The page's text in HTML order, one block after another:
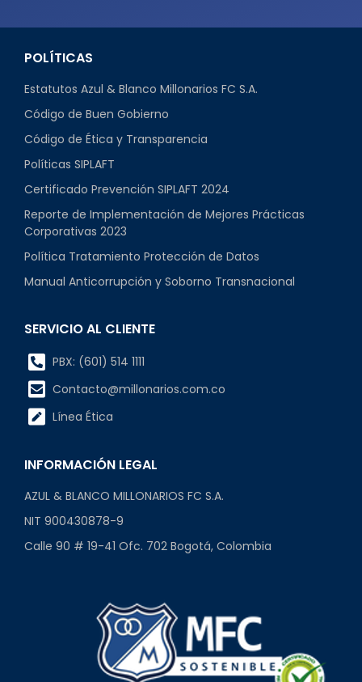
POLÍTICAS
Estatutos Azul & Blanco Millonarios FC S.A.
Código de Buen Gobierno
Código de Ética y Transparencia
Políticas SIPLAFT
Certificado Prevención SIPLAFT 2024
Reporte de Implementación de Mejores Prácticas
Corporativas 2023
Política Tratamiento Protección de Datos
Manual Anticorrupción y Soborno Transnacional
SERVICIO AL CLIENTE
PBX: (601) 514 1111
Contacto@millonarios.com.co
Línea Ética
INFORMACIÓN LEGAL
AZUL & BLANCO MILLONARIOS FC S.A.
NIT 900430878-9
Calle 90 # 19-41 Ofc. 702 Bogotá, Colombia